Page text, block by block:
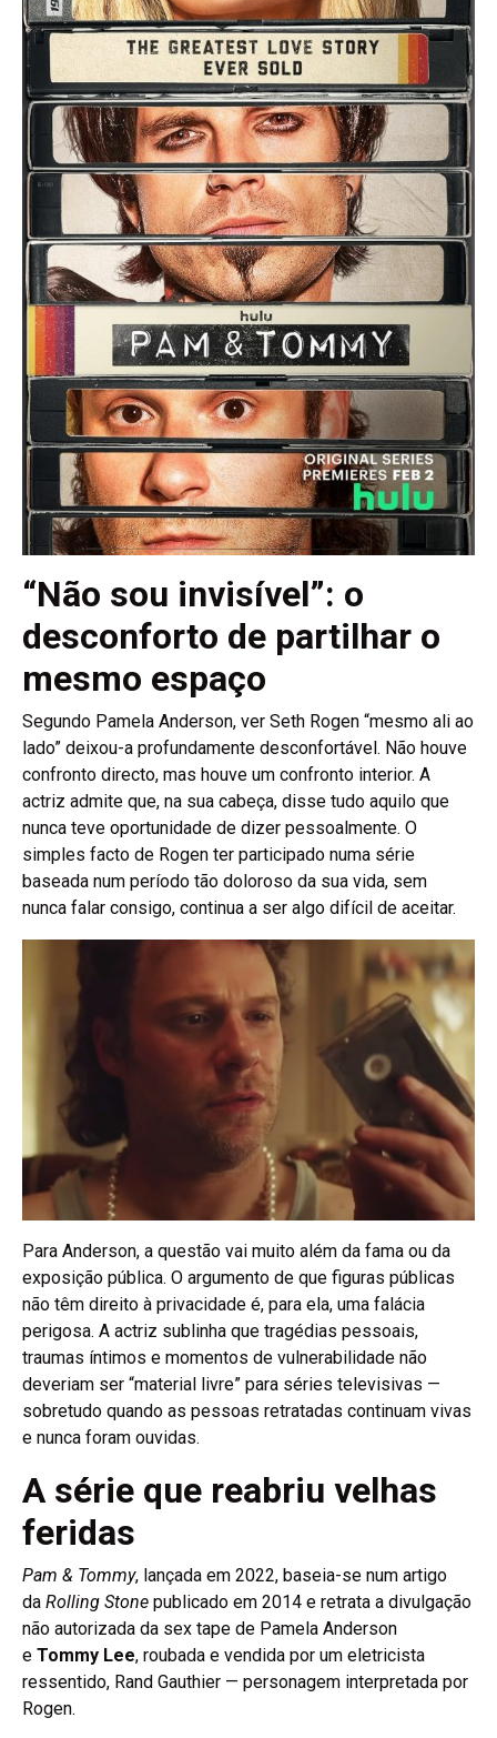
“Não sou invisível”: o
desconforto de partilhar o
mesmo espaço
Segundo Pamela Anderson, ver Seth Rogen “mesmo ali ao
lado” deixou-a profundamente desconfortável. Não houve
confronto directo, mas houve um confronto interior. A
actriz admite que, na sua cabeça, disse tudo aquilo que
nunca teve oportunidade de dizer pessoalmente. O
simples facto de Rogen ter participado numa série
baseada num período tão doloroso da sua vida, sem
nunca falar consigo, continua a ser algo difícil de aceitar.
Para Anderson, a questão vai muito além da fama ou da
exposição pública. O argumento de que figuras públicas
não têm direito à privacidade é, para ela, uma falácia
perigosa. A actriz sublinha que tragédias pessoais,
traumas íntimos e momentos de vulnerabilidade não
deveriam ser “material livre” para séries televisivas —
sobretudo quando as pessoas retratadas continuam vivas
e nunca foram ouvidas.
A série que reabriu velhas
feridas
Pam & Tommy, lançada em 2022, baseia-se num artigo
da Rolling Stone publicado em 2014 e retrata a divulgação
não autorizada da sex tape de Pamela Anderson
e Tommy Lee, roubada e vendida por um eletricista
ressentido, Rand Gauthier — personagem interpretada por
Rogen.